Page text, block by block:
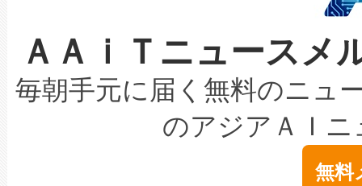
取得できる可能性もあります
設には、3億～4億ドルかか
最高経営責任者（CEO）であ
す。「当社のfully-connected
ームを利用すれば、6,000万
限を超えて利用可能な電力容
持できるよう貢献します。こ
ービスレベル契約（SLA）違
テリー性能の劣化によるダウ
念は、現在データセンターが
なレーザースポットにより、
な環境下でも豊かなディテー
キロメートル範囲を検出
LiDAR for Inspections,
は1535 nmレーザーを搭載。
イズの小径化を実現すること
ＡＡｉＴニュース
毎朝手元に届く無料のニュ
のアジアＡＩ
無料